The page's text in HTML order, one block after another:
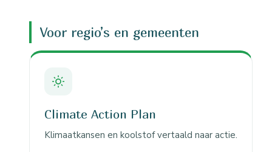
Voor regio’s en gemeenten
Climate Action Plan
Klimaatkansen en koolstof vertaald naar actie.